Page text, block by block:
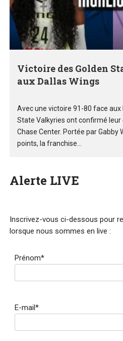
Victoire des Golden
aux Dallas Wings
Avec une victoire 91-80 face aux
State Valkyries ont confirmé
Chase Center. Portée par Gabby
points, la franchise...
Alerte LIVE
Inscrivez-vous ci-dessous pour
lorsque nous sommes en live :
Prénom*
E-mail*